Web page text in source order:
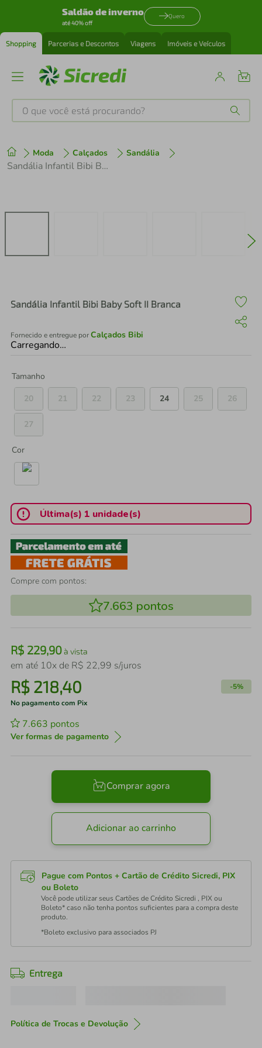
Saldão de inverno
até 40% off
Quero
Shopping Parcerias e Descontos Viagens Imóveis e Veículos
O que você está procurando?
Moda Calçados Sandália
Sandália Infantil Bibi Baby Soft II Branca
Sandália Infantil Bibi Baby Soft II Branca
Fornecido e entregue porCalçados Bibi
Carregando…
Tamanho
20
21 22 23 24 25 26
27
Cor
Última(s) 1 unidade(s)
Compre com pontos:
7.663 pontos
R$ 229,90à vista
em até 10x de R$ 22,99 s/juros
R$ 218,40 -5%
No pagamento com Pix
7.663 pontos
Ver formas de pagamento
Comprar agora
Adicionar ao carrinho
Pague com Pontos + Cartão de Crédito Sicredi, PIX
ou Boleto
Você pode utilizar seus Cartões de Crédito Sicredi , PIX ou
Boleto* caso não tenha pontos suficientes para a compra deste
produto.
*Boleto exclusivo para associados PJ
Entrega
Política de Trocas e Devolução
1º tenis